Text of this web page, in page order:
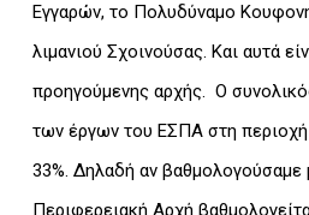
Εγγαρών, το Πολυδύναμο
λιμανιού Σχοινούσας. Και αυτά
προηγούμενης αρχής. Ο
των έργων του ΕΣΠΑ στη
33%. Δηλαδή αν βαθμολογούσαμε
Περιφερειακή Αρχή